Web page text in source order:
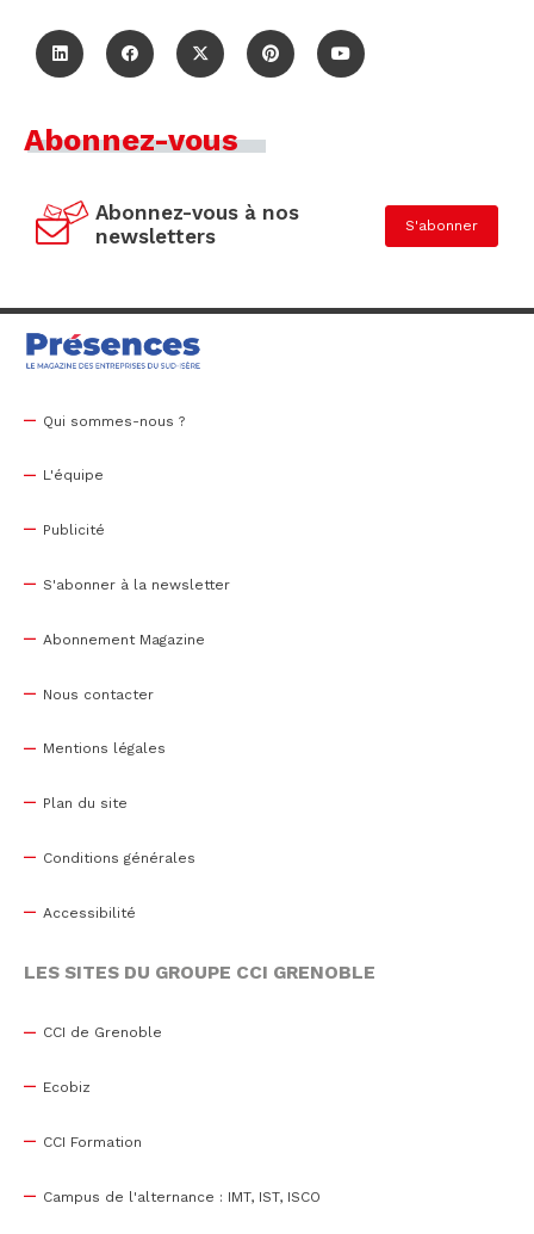
Abonnez-vous
Abonnez-vous à nos
newsletters
S'abonner
Qui sommes-nous ?
L'équipe
Publicité
S'abonner à la newsletter
Abonnement Magazine
Nous contacter
Mentions légales
Plan du site
Conditions générales
Accessibilité
LES SITES DU GROUPE CCI GRENOBLE
CCI de Grenoble
Ecobiz
CCI Formation
Campus de l'alternance : IMT, IST, ISCO